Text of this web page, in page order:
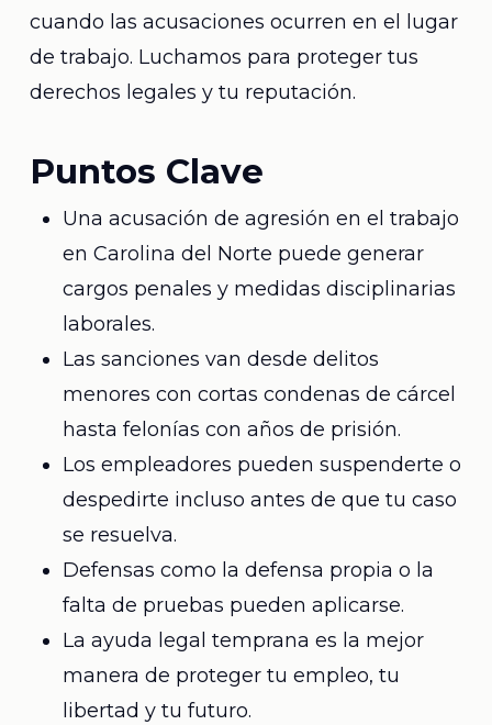
cuando las acusaciones ocurren en el lugar
de trabajo. Luchamos para proteger tus
derechos legales y tu reputación.
Puntos Clave
Una acusación de agresión en el trabajo
en Carolina del Norte puede generar
cargos penales y medidas disciplinarias
laborales.
Las sanciones van desde delitos
menores con cortas condenas de cárcel
hasta felonías con años de prisión.
Los empleadores pueden suspenderte o
despedirte incluso antes de que tu caso
se resuelva.
Defensas como la defensa propia o la
falta de pruebas pueden aplicarse.
La ayuda legal temprana es la mejor
manera de proteger tu empleo, tu
libertad y tu futuro.